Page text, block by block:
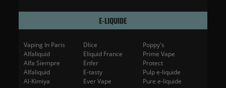
E-LIQUIDE
Vaping In Paris
Alfaliquid
Alfa Siempre
Alfaliquid
Al-Kimiya
Dlice
Eliquid France
Enfer
E-tasty
Ever Vape
Poppy's
Prime Vape
Protect
Pulp e-liquide
Pure e-liquide